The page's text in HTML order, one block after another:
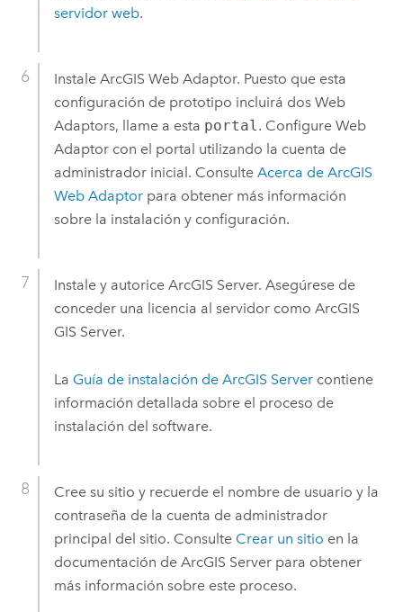
servidor web.
Instale ArcGIS Web Adaptor. Puesto que esta
configuración de prototipo incluirá dos Web
Adaptors, llame a esta portal. Configure Web
Adaptor con el portal utilizando la cuenta de
administrador inicial. Consulte Acerca de ArcGIS
Web Adaptorpara obtener más información
sobre la instalación y configuración.
Instale y autorice ArcGIS Server. Asegúrese de
conceder una licencia al servidor como ArcGIS
GIS Server.
La Guía de instalación de ArcGIS Servercontiene
información detallada sobre el proceso de
instalación del software.
Cree su sitio y recuerde el nombre de usuario y la
contraseña de la cuenta de administrador
principal del sitio. Consulte Crear un sitio en la
documentación de ArcGIS Serverpara obtener
más información sobre este proceso.